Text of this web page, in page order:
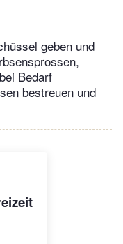
geben und
Bedarf
bestreuen und